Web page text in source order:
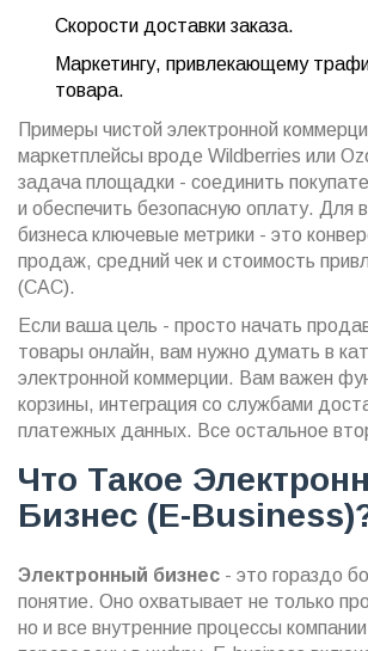
Скорости доставки заказа.
Маркетингу, привлекающему
товара.
Примеры чистой электронной
маркетплейсы вроде Wildberries или
задача площадки - соединить
и обеспечить безопасную оплату. Для
бизнеса ключевые метрики - это
продаж, средний чек и стоимость
(CAC).
Если ваша цель - просто начать
товары онлайн, вам нужно думать в
электронной коммерции. Вам важен
корзины, интеграция со службами
платежных данных. Все остальное
Что Такое
Бизнес (e-
Электронный бизнес - это гораздо
понятие. Оно охватывает не только
но и все внутренние процессы